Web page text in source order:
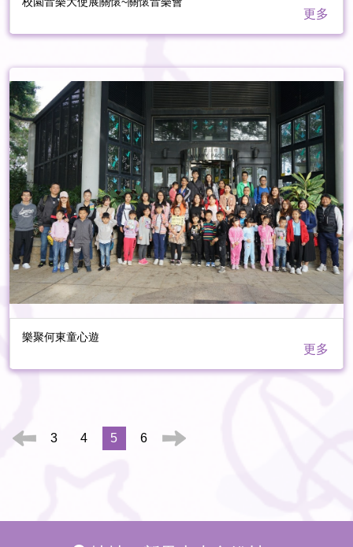
更多
樂聚何東童心遊
更多
3 4 5 6